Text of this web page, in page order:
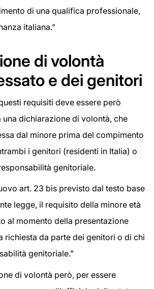
di una qualifica professionale,
italiana."
di volontà
e dei genitori
requisiti deve essere però
dichiarazione di volontà, che
dal minore prima del compimento
i genitori (residenti in Italia) o
genitoriale.
art. 23 bis previsto dal testo base
legge, il requisito della minore età
al momento della presentazione
richiesta da parte dei genitori o di chi
genitoriale."
di volontà però, per essere